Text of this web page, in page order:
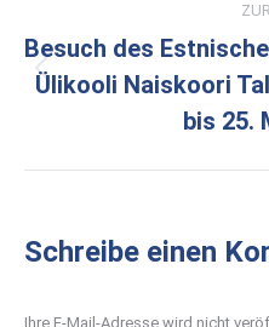
Navigation
Besuch des
Ülikooli Naiskoori
bis 25.
Schreibe einen
Ihre E-Mail-Adresse wird nicht